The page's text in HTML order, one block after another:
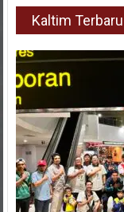
Kaltim Terbaru